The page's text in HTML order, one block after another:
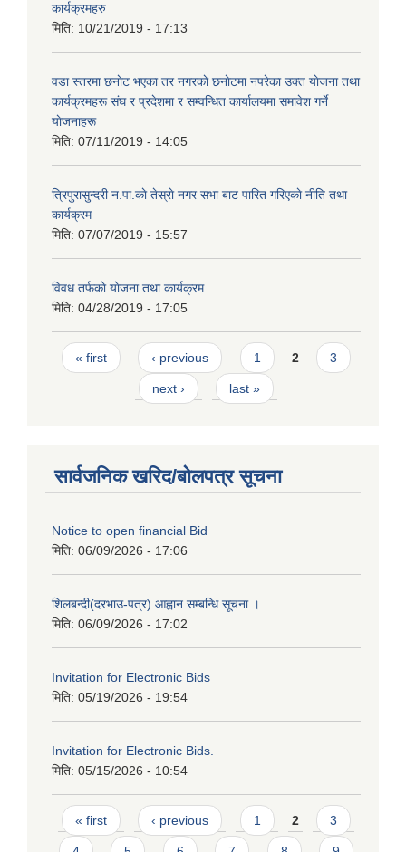
कार्यक्रमहरु
मिति: 10/21/2019 - 17:13
वडा स्तरमा छनाेट भएका तर नगरकाे छनाेटमा नपरेका उक्त याेजना तथा
कार्यक्रमहरू संघ र प्रदेशमा र सम्वन्धित कार्यालयमा समावेश गर्ने
याेजनाहरू
मिति: 07/11/2019 - 14:05
त्रिपुरासुन्दरी न.पा.काे तेस्राे नगर सभा बाट पारित गरिएकाे नीति तथा
कार्यक्रम
मिति: 07/07/2019 - 15:57
विवध तर्फकाे याेजना तथा कार्यक्रम
मिति: 04/28/2019 - 17:05
Pages
« first ‹ previous 1 2 3
next › last »
सार्वजनिक खरिद/बोलपत्र सूचना
Notice to open financial Bid
मिति: 06/09/2026 - 17:06
शिलबन्दी(दरभाउ-पत्र) आह्वान सम्बन्धि सूचना ।
मिति: 06/09/2026 - 17:02
Invitation for Electronic Bids
मिति: 05/19/2026 - 19:54
Invitation for Electronic Bids.
मिति: 05/15/2026 - 10:54
Pages
« first ‹ previous 1 2 3